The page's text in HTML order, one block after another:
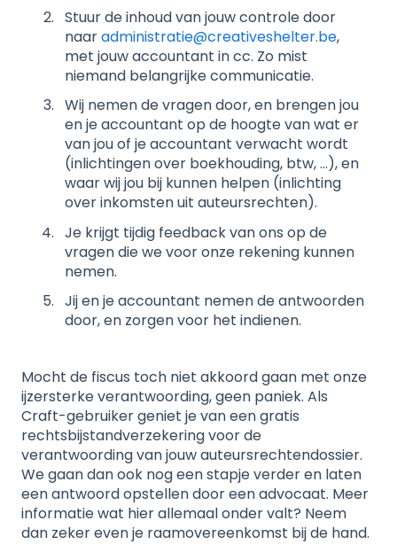
Stuur de inhoud van jouw controle door
naaradministratie@creativeshelter.be,
met jouw accountant in cc. Zo mist
niemand belangrijke communicatie.
Wij nemen de vragen door, en brengen jou
en je accountant op de hoogte van wat er
van jou of je accountant verwacht wordt
(inlichtingen over boekhouding, btw, …), en
waar wij jou bij kunnen helpen (inlichting
over inkomsten uit auteursrechten).
Je krijgt tijdig feedback van ons op de
vragen die we voor onze rekening kunnen
nemen.
Jij en je accountant nemen de antwoorden
door, en zorgen voor het indienen.
Mocht de fiscus toch niet akkoord gaan met onze
ijzersterke verantwoording, geen paniek. Als
Craft-gebruiker geniet je van een gratis
rechtsbijstandverzekering voor de
verantwoording van jouw auteursrechtendossier.
We gaan dan ook nog een stapje verder en laten
een antwoord opstellen door een advocaat. Meer
informatie wat hier allemaal onder valt? Neem
dan zeker even je raamovereenkomst bij de hand.